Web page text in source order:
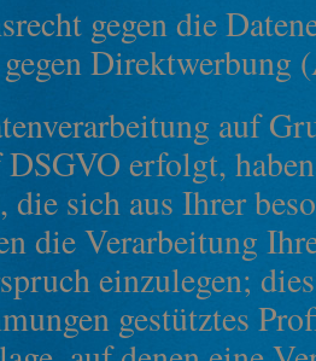
gegen die
Direktwerbung
auf
erfolgt,
die sich aus Ihrer
die Verarbeitung
einzulegen;
gestütztes